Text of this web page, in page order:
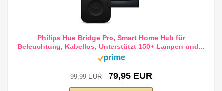
Philips Hue Bridge Pro, Smart Home Hub für
Beleuchtung, Kabellos, Unterstützt 150+ Lampen und...
99,99 EUR 79,95 EUR